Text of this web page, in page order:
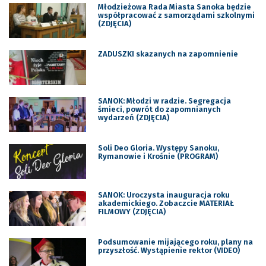
Młodzieżowa Rada Miasta Sanoka będzie
współpracować z samorządami szkolnymi
(ZDJĘCIA)
ZADUSZKI skazanych na zapomnienie
SANOK: Młodzi w radzie. Segregacja
śmieci, powrót do zapomnianych
wydarzeń (ZDJĘCIA)
Soli Deo Gloria. Występy Sanoku,
Rymanowie i Krośnie (PROGRAM)
SANOK: Uroczysta inauguracja roku
akademickiego. Zobaczcie MATERIAŁ
FILMOWY (ZDJĘCIA)
Podsumowanie mijającego roku, plany na
przyszłość. Wystąpienie rektor (VIDEO)